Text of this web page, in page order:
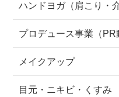
ハンドヨガ（肩こり・
プロデュース事業（PR
メイクアップ
目元・ニキビ・くすみ